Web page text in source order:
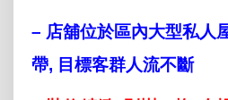
– 店舖位於區內大型私人
帶, 目標客群人流不斷